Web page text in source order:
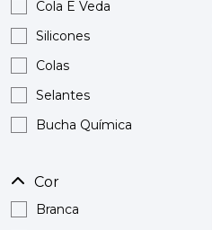
FERRAMENTAS
ILUMINAÇÃO
JARDIM
MOBILIÁRIO
PAVIMENTOS E REVESTIMENTOS
SKIL
Cola E Veda
Silicones
Colas
Selantes
Bucha Química
Cor
Branca